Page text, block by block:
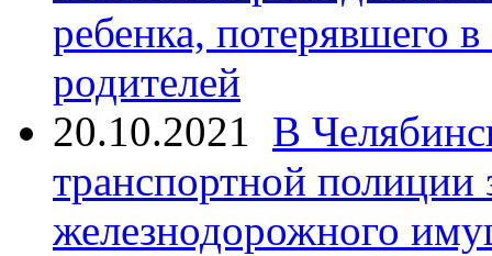
ребенка, потерявшего
родителей
20.10.2021 В
транспортной
железнодорожного